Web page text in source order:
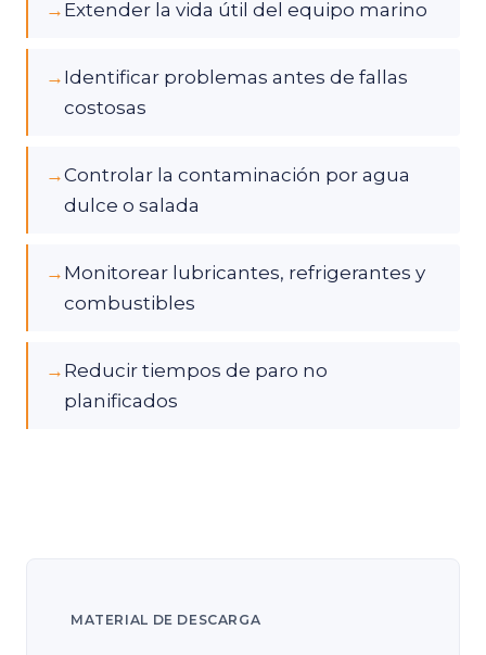
→ Extender la vida útil del equipo marino
→ Identificar problemas antes de fallas
costosas
→Controlar la contaminación por agua
dulce o salada
→ Monitorear lubricantes, refrigerantes y
combustibles
→ Reducir tiempos de paro no
planificados
MATERIAL DE DESCARGA